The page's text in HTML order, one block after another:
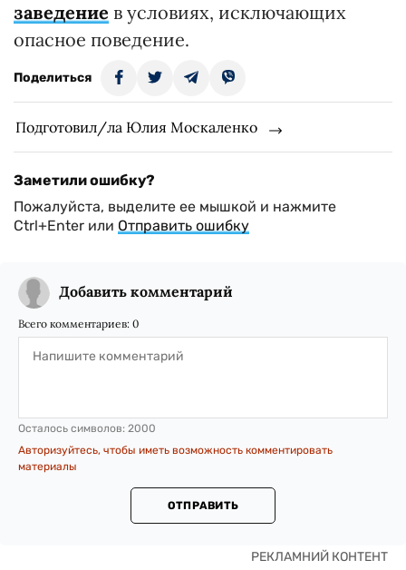
заведение в условиях, исключающих
опасное поведение.
Поделиться
Подготовил/ла Юлия Москаленко
Заметили ошибку?
Пожалуйста, выделите ее мышкой и нажмите
Ctrl+Enter или Отправить ошибку
Добавить комментарий
Всего комментариев: 0
Осталось символов: 2000
Авторизуйтесь, чтобы иметь возможность комментировать
материалы
ОТПРАВИТЬ